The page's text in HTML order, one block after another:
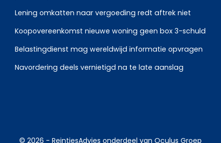
Lening omkatten naar vergoeding redt aftrek niet
Koopovereenkomst nieuwe woning geen box 3-schuld
Belastingdienst mag wereldwijd informatie opvragen
Navordering deels vernietigd na te late aanslag
© 2026 - ReintjesAdvies onderdeel van Oculus Groep